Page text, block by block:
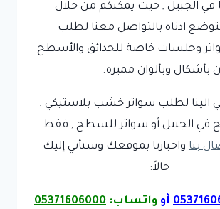
الجبيل , حيث يمكنكم من خلال
ستوضع ادناه بالتواصل معنا لطلب
وجلسات خاصة للحدائق والأسطح
بأشكال وبألوان مميزة.
الينا لطلب سواتر خشب بلاستيكي ,
في الجبيل أو سواتر للسطح , فقط
بنا واخبارنا بموقعك وسنأتي إليك
حالاً:
أو واتساب: 05371606000